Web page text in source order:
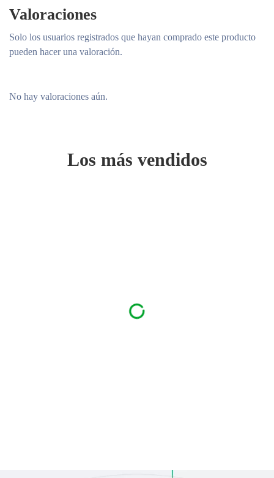
Valoraciones
No hay valoraciones aún.
Solo los usuarios registrados que hayan comprado este producto
pueden hacer una valoración.
Los más vendidos